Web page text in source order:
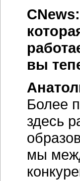
вы
Более
здесь
мы